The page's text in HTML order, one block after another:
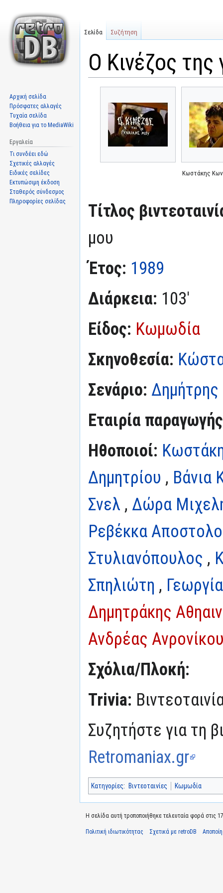
Ο Κινέζος της
πλοήγηση
αναζήτηση
Κωστάκης
Τίτλος
μου
Έτος: 1989
Διάρκεια: 103'
Είδος: Κωμωδία
Σκηνοθεσία:
Σενάριο: Δημήτρης
Εταιρία
Ηθοποιοί:
Δημητρίου , Βάνια
Σνελ , Δώρα
Ρεβέκκα
Στυλιανόπουλος ,
Σπηλιώτη ,
Δημητράκης
Ανδρέας
Σχόλια/Πλοκή:
Trivia:
Συζητήστε για τη
Retromaniax.gr
Κατηγορίες: Βιντεοταινίες Κωμωδία
Σελίδα Συζήτηση
Αρχική σελίδα
Πρόσφατες αλλαγές
Τυχαία σελίδα
Βοήθεια για το MediaWiki
Εργαλεία
Τι συνδέει εδώ
Σχετικές αλλαγές
Ειδικές σελίδες
Εκτυπώσιμη έκδοση
Σταθερός σύνδεσμος
Πληροφορίες σελίδας
Η σελίδα αυτή τροποποιήθηκε τελευταία φορά στις
Πολιτική ιδιωτικότητας Σχετικά με retroDB